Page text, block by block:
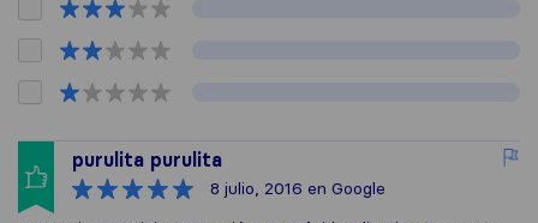
purulita purulita
8 julio, 2016 en Google